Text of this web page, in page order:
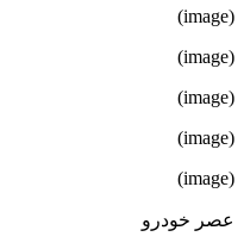
(image)
(image)
(image)
(image)
(image)
عصر خودرو